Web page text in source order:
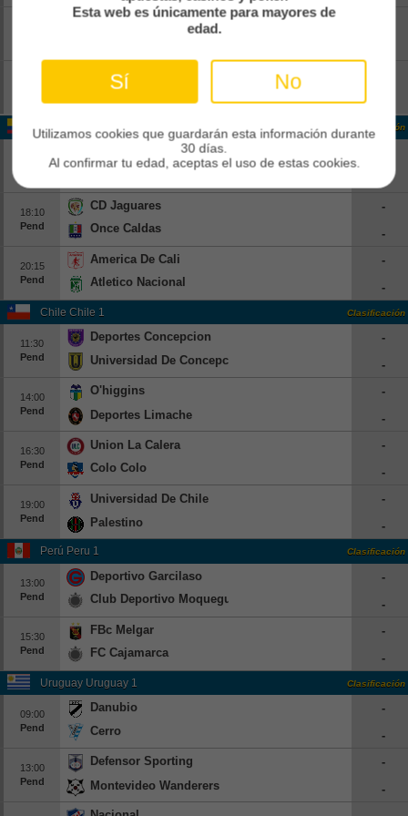
Red Bull Bragantino
Flamengo
Colombia Colombia 1 Clasificación
18:10
Pend
CD Jaguares
Once Caldas
-
-
20:15
Pend
America De Cali
Atletico Nacional
-
-
Chile Chile 1 Clasificación
11:30
Pend
Deportes Concepcion
Universidad De Concepcion
-
-
14:00
Pend
O'higgins
Deportes Limache
-
-
16:30
Pend
Union La Calera
Colo Colo
-
-
19:00
Pend
Universidad De Chile
Palestino
-
-
Perú Peru 1 Clasificación
13:00
Pend
Deportivo Garcilaso
Club Deportivo Moquegua
-
-
15:30
Pend
FBc Melgar
FC Cajamarca
-
-
Uruguay Uruguay 1 Clasificación
09:00
Pend
Danubio
Cerro
-
-
13:00
Pend
Defensor Sporting
Montevideo Wanderers
-
-
Esta web es únicamente para mayores de
edad.
Sí No
Utilizamos cookies que guardarán esta información durante
30 días.
Al confirmar tu edad, aceptas el uso de estas cookies.